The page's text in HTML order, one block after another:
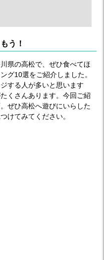
う！
県の高松で、ぜひ食べてほ
グ10選をご紹介しました。
する人が多いと思います
くさんあります。今回ご紹
ぜひ高松へ遊びにいらした
けてみてください。